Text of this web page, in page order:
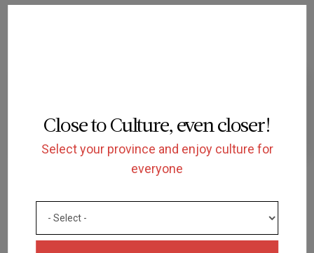
Close to Culture, even closer!
Select your province and enjoy culture for
everyone